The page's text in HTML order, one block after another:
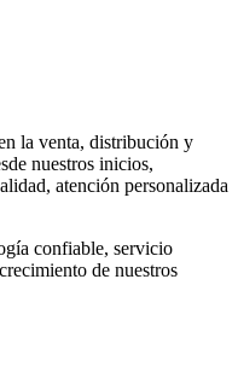
la venta, distribución y
nuestros inicios,
atención personalizada
confiable, servicio
de nuestros